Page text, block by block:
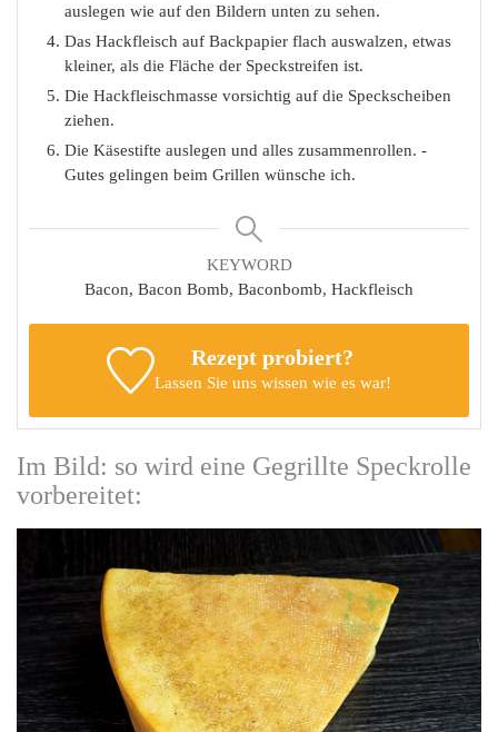
auslegen wie auf den Bildern unten zu sehen.
Das Hackfleisch auf Backpapier flach auswalzen, etwas
kleiner, als die Fläche der Speckstreifen ist.
Die Hackfleischmasse vorsichtig auf die Speckscheiben
ziehen.
Die Käsestifte auslegen und alles zusammenrollen. -
Gutes gelingen beim Grillen wünsche ich.
KEYWORD
Bacon, Bacon Bomb, Baconbomb, Hackfleisch
Rezept probiert?
Lassen Sie uns wissen wie es war!
Im Bild: so wird eine Gegrillte Speckrolle
vorbereitet: